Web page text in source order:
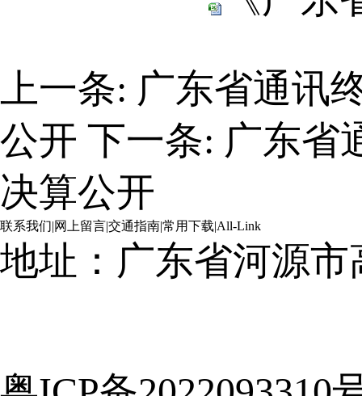
上一条: 广东省通讯
公开 下一条: 广东省
决算公开
联系我们|网上留言|交通指南|常用下载|All-Link
地址：广东省河源